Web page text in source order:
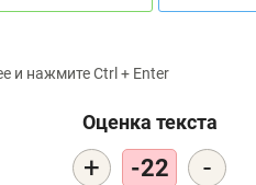
и нажмите Ctrl + Enter
Оценка текста
+ -22 -